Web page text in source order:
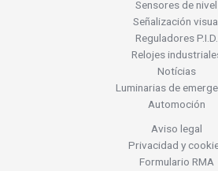
Sensores de nivel
Señalización
Reguladores P.I.D.
Relojes
Notícias
Luminarias de
Automoción
Aviso legal
Privacidad y
Formulario RMA